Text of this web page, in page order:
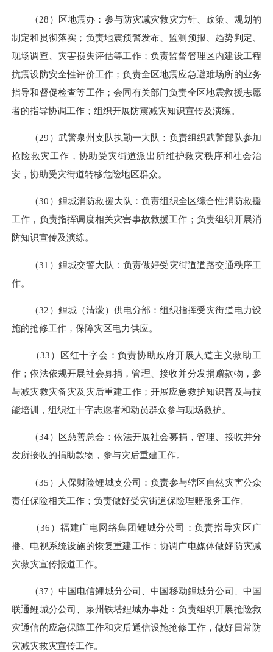
（28）区地震办：参与防灾减灾救灾方针、政策、规划的
制定和贯彻落实；负责地震预警发布、监测预报、趋势判定、
现场调查、灾害损失评估等工作；负责监督管理区内建设工程
抗震设防安全性评价工作；负责全区地震应急避难场所的业务
指导和督促检查等工作；会同有关部门负责全区地震救援志愿
者的指导协调工作；组织开展防震减灾知识宣传及演练。
（29）武警泉州支队执勤一大队：负责组织武警部队参加
抢险救灾工作，协助受灾街道派出所维护救灾秩序和社会治
安，协助受灾街道转移危险地区群众。
（30）鲤城消防救援大队：负责组织全区综合性消防救援
工作，负责指挥调度相关灾害事故救援工作；负责组织开展消
防知识宣传及演练。
（31）鲤城交警大队：负责做好受灾街道道路交通秩序工
作。
（32）鲤城（清濛）供电分部：组织指挥受灾街道电力设
施的抢修工作，保障灾区电力供应。
（33）区红十字会：负责协助政府开展人道主义救助工
作；依法依规开展社会募捐，管理、接收并分发捐赠款物，参
与减灾救灾备灾及灾后重建工作；开展应急救护知识普及与技
能培训，组织红十字志愿者和动员群众参与现场救护。
（34）区慈善总会：依法开展社会募捐，管理、接收并分
发所接收的捐助款物，参与灾后重建工作。
（35）人保财险鲤城支公司：负责参与辖区自然灾害公众
责任保险相关工作；负责做好受灾街道保险理赔服务工作。
（36）福建广电网络集团鲤城分公司：负责指导灾区广
播、电视系统设施的恢复重建工作；协调广电媒体做好防灾减
灾救灾宣传报道工作。
（37）中国电信鲤城分公司、中国移动鲤城分公司、中国
联通鲤城分公司、泉州铁塔鲤城办事处：负责组织开展抢险救
灾通信的应急保障工作和灾后通信设施抢修工作，做好日常防
灾减灾救灾宣传工作。